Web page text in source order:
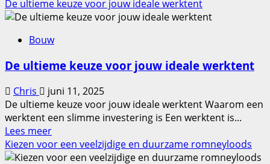
meer
over
veelzijdigheid
voordelen
hoogwaardige
schroeven
De ultieme keuze voor jouw ideale werktent
Bouw
De ultieme keuze voor jouw ideale werktent
Chris
juni 11, 2025
De ultieme keuze voor jouw ideale werktent Waarom een
werktent een slimme investering is Een werktent is...
Lees meerLees
meer
over
Kiezen voor een veelzijdige en duurzame romneyloods